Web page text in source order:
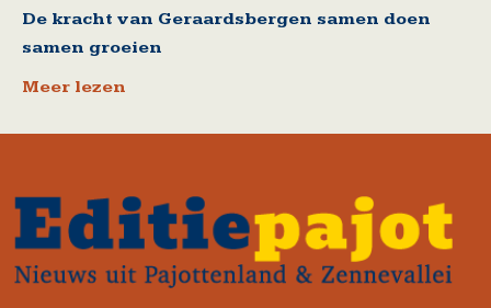
De kracht van Geraardsbergen samen doen
samen groeien
Meer lezen